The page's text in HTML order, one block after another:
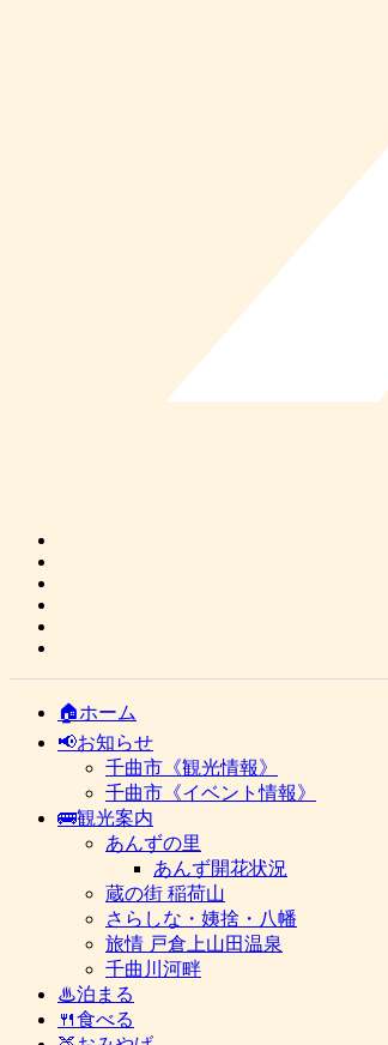
🏠ホーム
📢お知らせ
千曲市《観光情報》
千曲市《イベント情報》
🚌観光案内
あんずの里
あんず開花状況
蔵の街 稲荷山
さらしな・姨捨・八幡
旅情 戸倉上山田温泉
千曲川河畔
♨泊まる
🍴食べる